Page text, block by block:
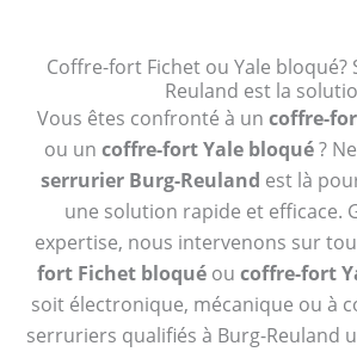
Coffre-fort Fichet ou Yale
Reuland est la
Vous êtes confronté à un coffre-
ou un coffre-fort Yale bloqué?
serrurier Burg-Reuland est là
une solution rapide et efficace.
expertise, nous intervenons sur
fort Fichet bloquéou coffre-fort
soit électronique, mécanique ou à
serruriers qualifiés à Burg-Reuland